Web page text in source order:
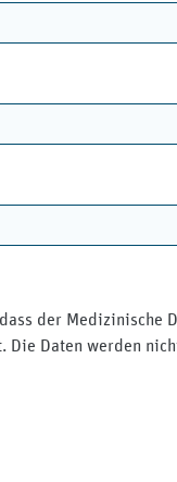
der Medizinische
Die Daten werden